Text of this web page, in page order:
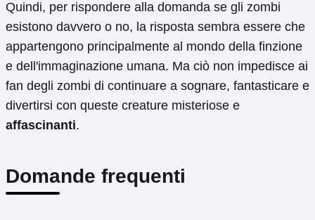
Quindi, per rispondere alla domanda se gli zombi
esistono davvero o no, la risposta sembra essere che
appartengono principalmente al mondo della finzione
e dell'immaginazione umana. Ma ciò non impedisce ai
fan degli zombi di continuare a sognare, fantasticare e
divertirsi con queste creature misteriose e
affascinanti.
Domande frequenti